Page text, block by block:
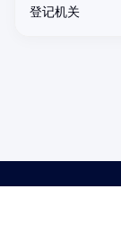
登记机关